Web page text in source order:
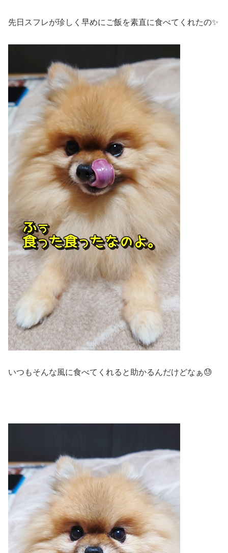
先日スフレが珍しく早めにご飯を素直に食べてくれたの✨
いつもそんな風に食べてくれると助かるんだけどなぁ😓